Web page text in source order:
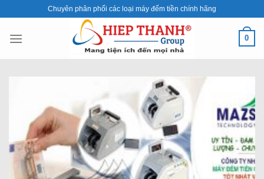
content
Chuyên phân phối các loại máy đếm tiền chính hãng
0